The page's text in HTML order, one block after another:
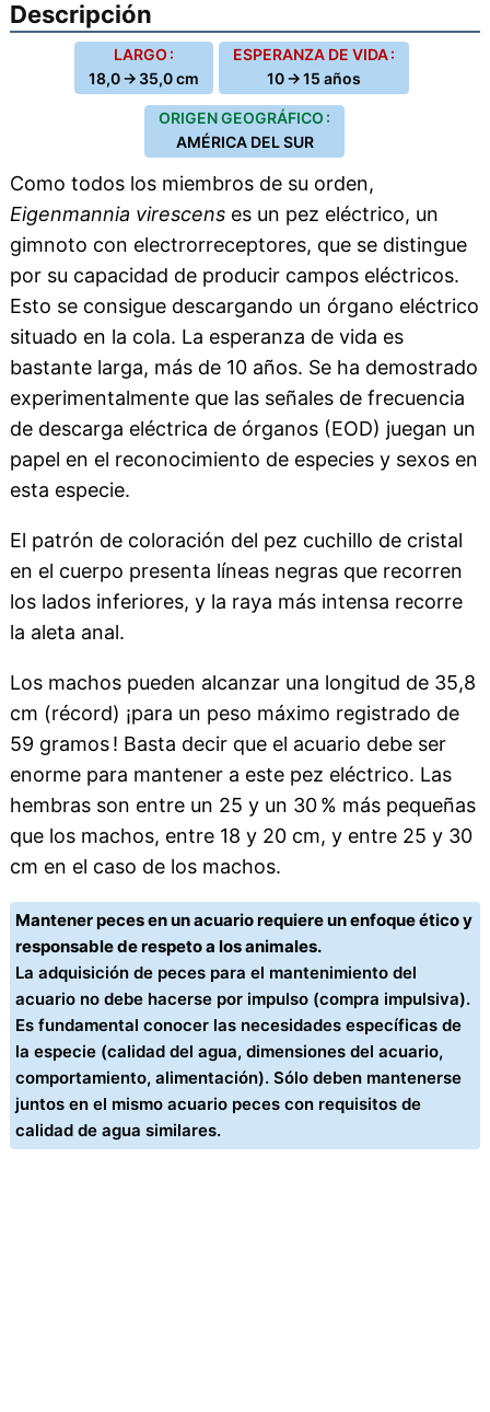
Descripción
LARGO :
18,0 → 35,0 cm
ESPERANZA DE VIDA :
10 → 15 años
ORIGEN GEOGRÁFICO :
AMÉRICA DEL SUR
Como todos los miembros de su orden,
Eigenmannia virescenses un pez eléctrico, un
gimnoto con electrorreceptores, que se distingue
por su capacidad de producir campos eléctricos.
Esto se consigue descargando un órgano eléctrico
situado en la cola. La esperanza de vida es
bastante larga, más de 10 años. Se ha demostrado
experimentalmente que las señales de frecuencia
de descarga eléctrica de órganos (EOD) juegan un
papel en el reconocimiento de especies y sexos en
esta especie.
El patrón de coloración del pez cuchillo de cristal
en el cuerpo presenta líneas negras que recorren
los lados inferiores, y la raya más intensa recorre
la aleta anal.
Los machos pueden alcanzar una longitud de 35,8
cm (récord) ¡para un peso máximo registrado de
59 gramos ! Basta decir que el acuario debe ser
enorme para mantener a este pez eléctrico. Las
hembras son entre un 25 y un 30 % más pequeñas
que los machos, entre 18 y 20 cm, y entre 25 y 30
cm en el caso de los machos.
Mantener peces en un acuario requiere un enfoque ético y
responsable de respeto a los animales.
La adquisición de peces para el mantenimiento del
acuario no debe hacerse por impulso (compra impulsiva).
Es fundamental conocer las necesidades específicas de
la especie (calidad del agua, dimensiones del acuario,
comportamiento, alimentación). Sólo deben mantenerse
juntos en el mismo acuario peces con requisitos de
calidad de agua similares.